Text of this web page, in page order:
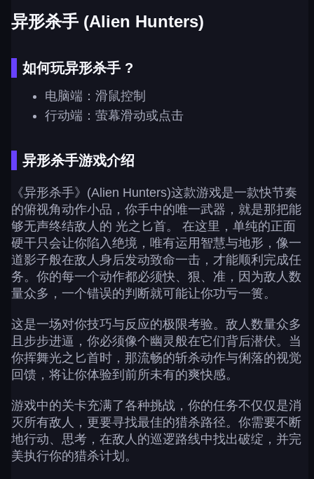
异形杀手 (Alien Hunters)
如何玩异形杀手 ?
电脑端：滑鼠控制
行动端：萤幕滑动或点击
异形杀手游戏介绍
《异形杀手》(Alien Hunters)这款游戏是一款快节奏
的俯视角动作小品，你手中的唯一武器，就是那把能
够无声终结敌人的 光之匕首。 在这里，单纯的正面
硬干只会让你陷入绝境，唯有运用智慧与地形，像一
道影子般在敌人身后发动致命一击，才能顺利完成任
务。你的每一个动作都必须快、狠、准，因为敌人数
量众多，一个错误的判断就可能让你功亏一篑。
这是一场对你技巧与反应的极限考验。敌人数量众多
且步步进逼，你必须像个幽灵般在它们背后潜伏。当
你挥舞光之匕首时，那流畅的斩杀动作与俐落的视觉
回馈，将让你体验到前所未有的爽快感。
游戏中的关卡充满了各种挑战，你的任务不仅仅是消
灭所有敌人，更要寻找最佳的猎杀路径。你需要不断
地行动、思考，在敌人的巡逻路线中找出破绽，并完
美执行你的猎杀计划。